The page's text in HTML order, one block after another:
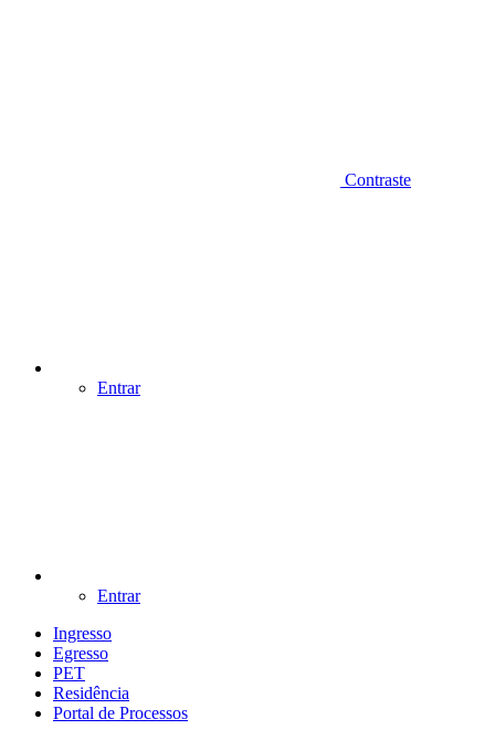
Contraste
Entrar
Entrar
Ingresso
Egresso
PET
Residência
Portal de Processos